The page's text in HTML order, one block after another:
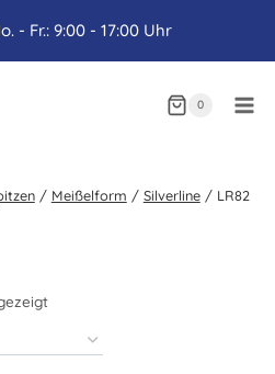
- Fr.: 9:00 - 17:00 Uhr
0
/ Meißelform / Silverline / LR82